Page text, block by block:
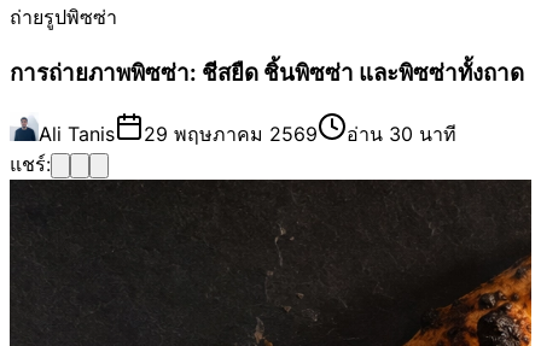
ถ่ายรูปพิซซ่า
การถ่ายภาพพิซซ่า: ชีสยืด ชิ้นพิซซ่า และพิซซ่าทั้งถาด
Ali Tanis 29 พฤษภาคม 2569
อ่าน 30 นาที
แชร์: